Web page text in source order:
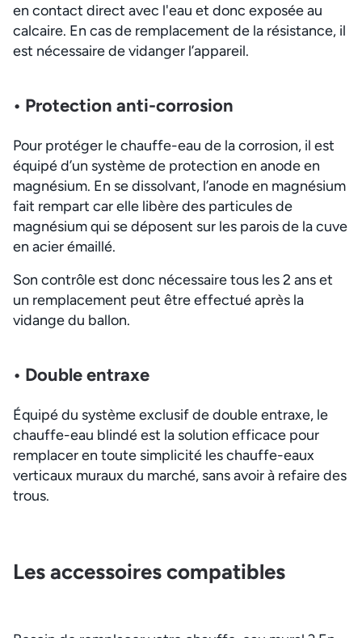
en contact direct avec l'eau et donc exposée au
calcaire. En cas de remplacement de la résistance, il
est nécessaire de vidanger l’appareil.
• Protection anti-corrosion
Pour protéger le chauffe-eau de la corrosion, il est
équipé d’un système de protection en anode en
magnésium. En se dissolvant, l’anode en magnésium
fait rempart car elle libère des particules de
magnésium qui se déposent sur les parois de la cuve
en acier émaillé.
Son contrôle est donc nécessaire tous les 2 ans et
un remplacement peut être effectué après la
vidange du ballon.
• Double entraxe
Équipé du système exclusif de double entraxe, le
chauffe-eau blindé est la solution efficace pour
remplacer en toute simplicité les chauffe-eaux
verticaux muraux du marché, sans avoir à refaire des
trous.
Les accessoires compatibles